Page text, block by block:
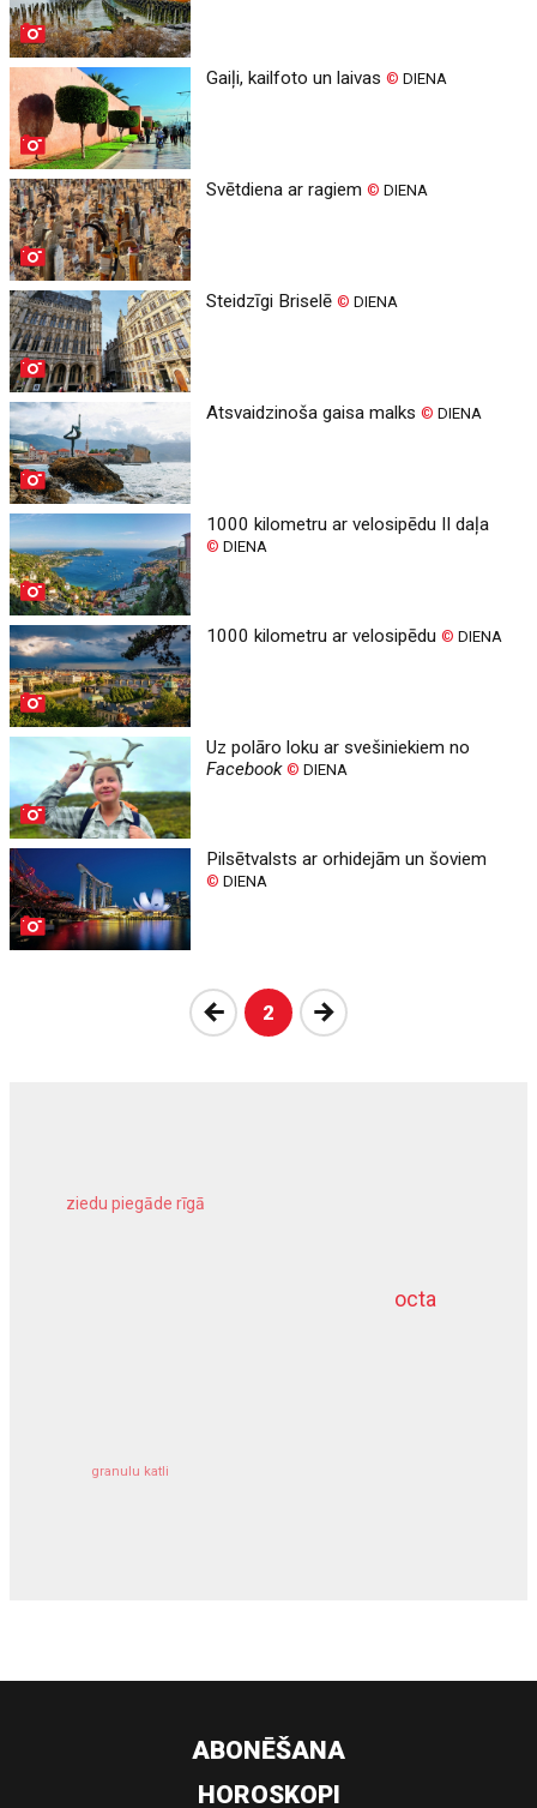
Gaiļi, kailfoto un laivas© DIENA
Svētdiena ar ragiem© DIENA
Steidzīgi Briselē© DIENA
Atsvaidzinoša gaisa malks© DIENA
1000 kilometru ar velosipēdu II daļa
© DIENA
1000 kilometru ar velosipēdu© DIENA
Uz polāro loku ar svešiniekiem no
Facebook © DIENA
Pilsētvalsts ar orhidejām un šoviem
© DIENA
Atpakaļ
2 Nākošā
octa
ziedu piegāde rīgā
granulu katli
dziļurbums
ABONĒŠANA
HOROSKOPI